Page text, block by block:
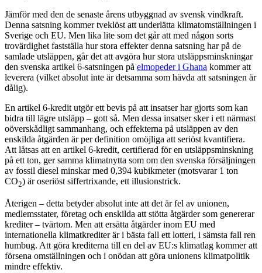
Jämför med den de senaste årens utbyggnad av svensk vindkraft.
Denna satsning kommer tveklöst att underlätta klimatomställningen i
Sverige och EU. Men lika lite som det går att med någon sorts
trovärdighet fastställa hur stora effekter denna satsning har på de
samlade utsläppen, går det att avgöra hur stora utsläppsminskningar
den svenska artikel 6-satsningen på elmopeder i Ghana kommer att
leverera (vilket absolut inte är detsamma som hävda att satsningen är
dålig).
En artikel 6-kredit utgör ett bevis på att insatser har gjorts som kan
bidra till lägre utsläpp – gott så. Men dessa insatser sker i ett närmast
oöverskådligt sammanhang, och effekterna på utsläppen av den
enskilda åtgärden är per definition omöjliga att seriöst kvantifiera.
Att låtsas att en artikel 6-kredit, certifierad för en utsläppsminskning
på ett ton, ger samma klimatnytta som om den svenska försäljningen
av fossil diesel minskar med 0,394 kubikmeter (motsvarar 1 ton
CO2) är oseriöst siffertrixande, ett illusionstrick.
Återigen – detta betyder absolut inte att det är fel av unionen,
medlemsstater, företag och enskilda att stötta åtgärder som genererar
krediter – tvärtom. Men att ersätta åtgärder inom EU med
internationella klimatkrediter är i bästa fall ett lotteri, i sämsta fall ren
humbug. Att göra krediterna till en del av EU:s klimatlag kommer att
försena omställningen och i onödan att göra unionens klimatpolitik
mindre effektiv.